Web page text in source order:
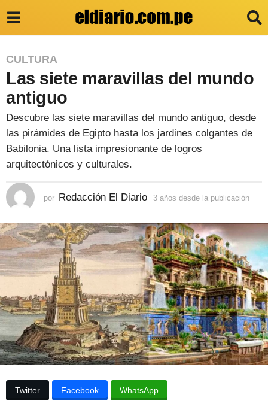
3
a
ñ
o
s
d
e
s
d
e
l
a
p
b
l
i
c
a
c
CULTURA
Las siete maravillas del mundo
antiguo
Descubre las siete maravillas del mundo antiguo, desde
las pirámides de Egipto hasta los jardines colgantes de
Babilonia. Una lista impresionante de logros
arquitectónicos y culturales.
por Redacción El Diario 3 años desde la publicación
s
e
s
d
e
l
a
p
u
b
Twitter Facebook WhatsApp